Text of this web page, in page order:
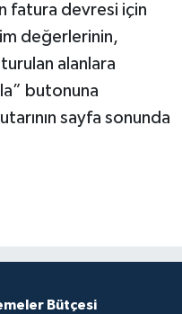
fatura devresi için
değerlerinin,
alanlara
butonuna
sayfa sonunda
Bütçesi